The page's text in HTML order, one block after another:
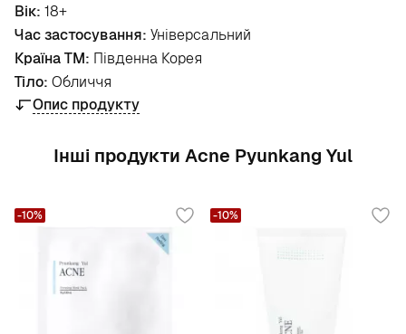
Вік: 18+
Час застосування: Універсальний
Країна ТМ: Південна Корея
Тіло: Обличчя
Опис продукту
Інші продукти Acne Pyunkang Yul
-10% -10%